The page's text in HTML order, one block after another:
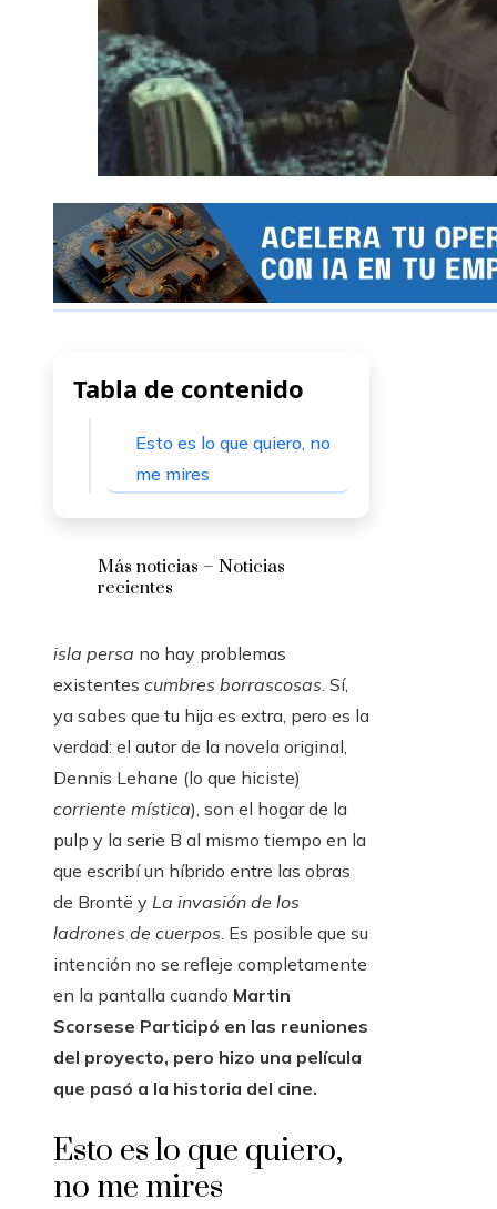
Tabla de contenido
Esto es lo que quiero, no
me mires
Más noticias – Noticias
recientes
isla persa no hay problemas
existentes cumbres borrascosas. Sí,
ya sabes que tu hija es extra, pero es la
verdad: el autor de la novela original,
Dennis Lehane (lo que hiciste)
corriente mística), son el hogar de la
pulp y la serie B al mismo tiempo en la
que escribí un híbrido entre las obras
de Brontë y La invasión de los
ladrones de cuerpos. Es posible que su
intención no se refleje completamente
en la pantalla cuando Martin
Scorsese Participó en las reuniones
del proyecto, pero hizo una película
que pasó a la historia del cine.
Esto es lo que quiero,
no me mires